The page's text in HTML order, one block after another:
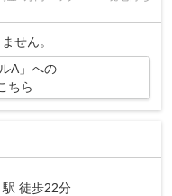
せん。
A」への
ちら
駅 徒歩22分